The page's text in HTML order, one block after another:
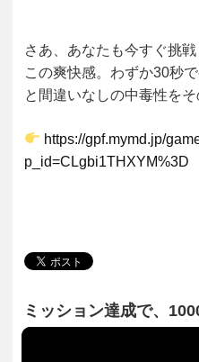
さあ、あなたも今すぐ挑戦
この爽快感。わずか30秒
と間違いなしの中毒性を
https://gpf.mymd.jp/
p_id=CLgbi1THXYM%3D
ミッション達成で、